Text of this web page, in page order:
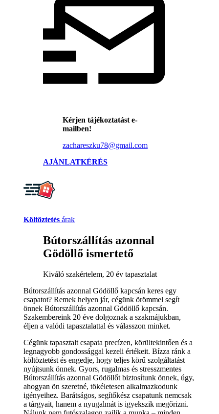
Kérjen tájékoztatást e-
mailben!
zachareszku78@gmail.com
AJÁNLATKÉRÉS
Költöztetés árak
Bútorszállítás azonnal
Gödöllő ismertető
Kiváló szakértelem, 20 év tapasztalat
Bútorszállítás azonnal Gödöllő kapcsán keres egy
csapatot? Remek helyen jár, cégünk örömmel segít
önnek Bútorszállítás azonnal Gödöllő kapcsán.
Szakembereink 20 éve dolgoznak a szakmájukban,
éljen a valódi tapasztalattal és válasszon minket.
Cégünk tapasztalt csapata precízen, körültekintően és a
legnagyobb gondossággal kezeli értékeit. Bízza ránk a
költöztetést és engedje, hogy teljes körű szolgáltatást
nyújtsunk önnek. Gyors, rugalmas és stresszmentes
Bútorszállítás azonnal Gödöllőt biztosítunk önnek, úgy,
ahogyan ön szeretné, tökéletesen alkalmazkodunk
igényeihez. Barátságos, segítőkész csapatunk nemcsak
a tárgyait, hanem a nyugalmát is igyekszik megőrizni.